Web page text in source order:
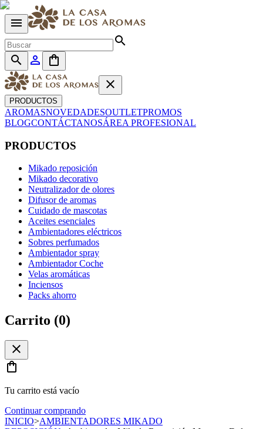
menu
search
search
person_outline
shopping_bag
close
PRODUCTOS
AROMASNOVEDADESOUTLETPROMOS
BLOGCONTÁCTANOSÁREA PROFESIONAL
PRODUCTOS
Mikado reposición
Mikado decorativo
Neutralizador de olores
Difusor de aromas
Cuidado de mascotas
Aceites esenciales
Ambientadores eléctricos
Sobres perfumados
Ambientador spray
Ambientador Coche
Velas aromáticas
Inciensos
Packs ahorro
Carrito (0)
close
shopping_bag
Tu carrito está vacío
Continuar comprando
INICIO>AMBIENTADORES MIKADO